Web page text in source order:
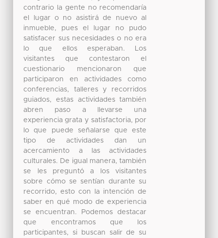
contrario la gente no recomendaría
el lugar o no asistirá de nuevo al
inmueble, pues el lugar no pudo
satisfacer sus necesidades o no era
lo que ellos esperaban. Los
visitantes que contestaron el
cuestionario mencionaron que
participaron en actividades como
conferencias, talleres y recorridos
guiados, estas actividades también
abren paso a llevarse una
experiencia grata y satisfactoria, por
lo que puede señalarse que este
tipo de actividades dan un
acercamiento a las actividades
culturales. De igual manera, también
se les preguntó a los visitantes
sobre cómo se sentían durante su
recorrido, esto con la intención de
saber en qué modo de experiencia
se encuentran. Podemos destacar
que encontramos que los
participantes, si buscan salir de su